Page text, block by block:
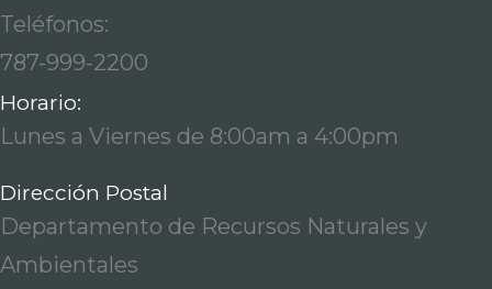
Teléfonos:
787-999-2200
Horario:
Lunes a Viernes de 8:00am a 4:00pm
Dirección Postal
Departamento de Recursos Naturales y
Ambientales